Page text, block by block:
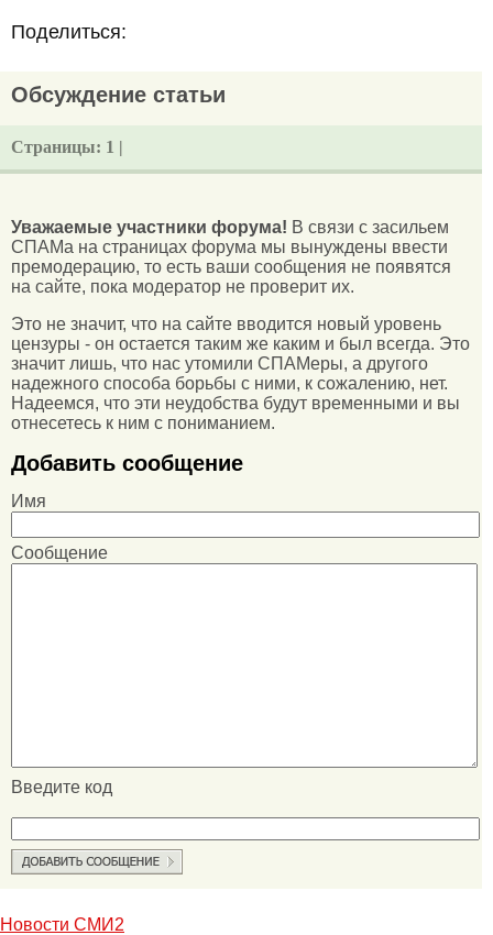
Поделиться:
Обсуждение статьи
Страницы: 1 |
Уважаемые участники форума! В связи с засильем
СПАМа на страницах форума мы вынуждены ввести
премодерацию, то есть ваши сообщения не появятся
на сайте, пока модератор не проверит их.
Это не значит, что на сайте вводится новый уровень
цензуры - он остается таким же каким и был всегда. Это
значит лишь, что нас утомили СПАМеры, а другого
надежного способа борьбы с ними, к сожалению, нет.
Надеемся, что эти неудобства будут временными и вы
отнесетесь к ним с пониманием.
Добавить сообщение
Имя
Сообщение
Введите код
Новости СМИ2